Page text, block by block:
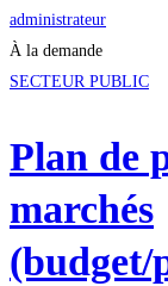
administrateur
À la demande
SECTEUR PUBLIC
Plan de
marchés
(budget/